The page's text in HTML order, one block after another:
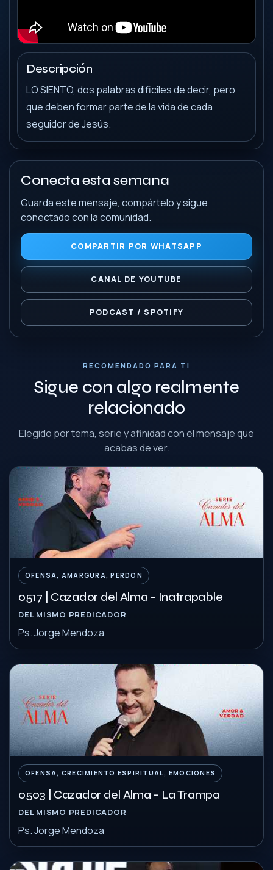
Descripción
LO SIENTO, dos palabras dificiles de decir, pero
que deben formar parte de la vida de cada
seguidor de Jesús.
Conecta esta semana
Guarda este mensaje, compártelo y sigue
conectado con la comunidad.
COMPARTIR POR WHATSAPP
CANAL DE YOUTUBE
PODCAST / SPOTIFY
RECOMENDADO PARA TI
Sigue con algo realmente
relacionado
Elegido por tema, serie y afinidad con el mensaje que
acabas de ver.
OFENSA, AMARGURA, PERDON
0517 | Cazador del Alma - Inatrapable
DEL MISMO PREDICADOR
Ps. Jorge Mendoza
OFENSA, CRECIMIENTO ESPIRITUAL, EMOCIONES
0503 | Cazador del Alma - La Trampa
DEL MISMO PREDICADOR
Ps. Jorge Mendoza